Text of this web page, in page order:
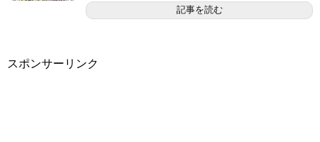
記事を読む
スポンサーリンク